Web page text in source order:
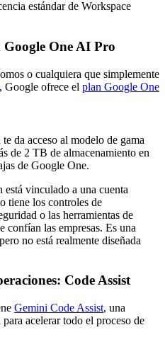
estándar de Workspace
One AI Pro
o cualquiera que simplemente
, Google ofrece el plan Google One
te da acceso al modelo de gama
de 2 TB de almacenamiento en
de Google One.
está vinculado a una cuenta
tiene los controles de
o las herramientas de
confían las empresas. Es una
no está realmente diseñada
Code Assist
Gemini Code Assist, una
acelerar todo el proceso de